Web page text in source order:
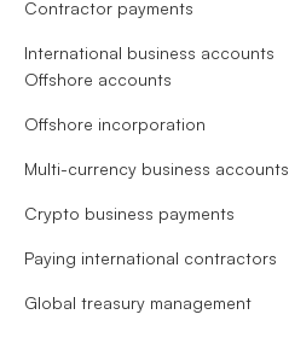
Contractor payments
International business accounts
Offshore accounts
Offshore incorporation
Multi-currency business accounts
Crypto business payments
Paying international contractors
Global treasury management